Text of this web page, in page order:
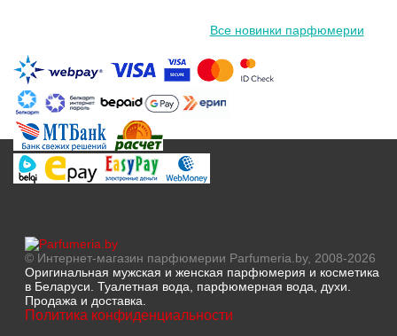
Все новинки парфюмерии
© Интернет-магазин парфюмерии Parfumeria.by, 2008-2026
Оригинальная мужская и женская парфюмерия и косметика
в Беларуси. Туалетная вода, парфюмерная вода, духи.
Продажа и доставка.
Политика конфиденциальности